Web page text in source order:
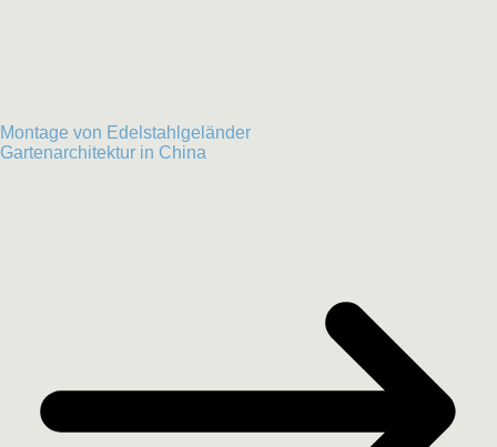
Montage von Edelstahlgeländer
Gartenarchitektur in China